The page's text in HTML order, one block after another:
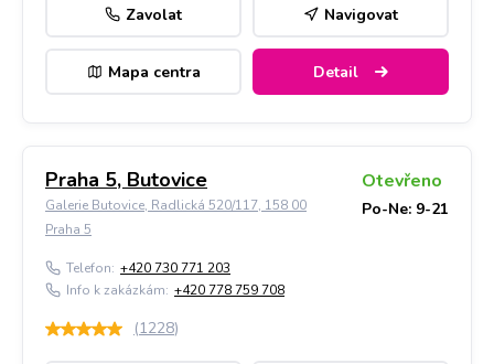
Zavolat Navigovat
Mapa centra Detail
Praha 5, Butovice
Galerie Butovice, Radlická 520/117, 158 00
Praha 5
Otevřeno
Po-Ne: 9-21
Telefon: +420 730 771 203
Info k zakázkám: +420 778 759 708
(1228)